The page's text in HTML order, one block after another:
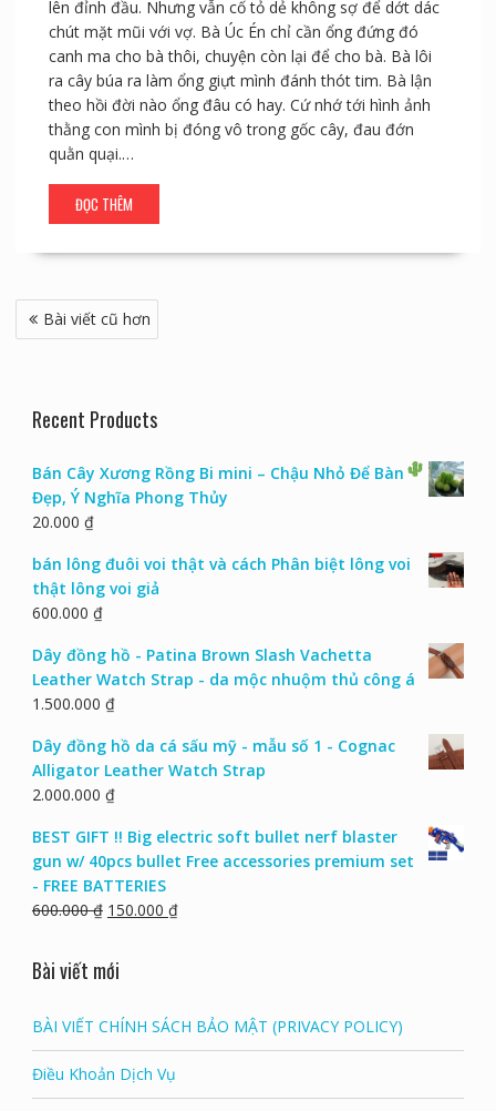
lên đỉnh đầu. Nhưng vẫn cố tỏ dẻ không sợ để dớt dác
chút mặt mũi với vợ. Bà Úc Én chỉ cần ổng đứng đó
canh ma cho bà thôi, chuyện còn lại để cho bà. Bà lôi
ra cây búa ra làm ổng giựt mình đánh thót tim. Bà lận
theo hồi đời nào ổng đâu có hay. Cứ nhớ tới hình ảnh
thằng con mình bị đóng vô trong gốc cây, đau đớn
quằn quại.…
ĐỌC THÊM
Điều
hướng
Bài viết cũ hơn
Recent Products
Bán Cây Xương Rồng Bi mini – Chậu Nhỏ Để Bàn
Đẹp, Ý Nghĩa Phong Thủy
20.000 ₫
bán lông đuôi voi thật và cách Phân biệt lông voi
thật lông voi giả
600.000 ₫
Dây đồng hồ - Patina Brown Slash Vachetta
Leather Watch Strap - da mộc nhuộm thủ công á
1.500.000 ₫
Dây đồng hồ da cá sấu mỹ - mẫu số 1 - Cognac
Alligator Leather Watch Strap
2.000.000 ₫
BEST GIFT !! Big electric soft bullet nerf blaster
gun w/ 40pcs bullet Free accessories premium set
- FREE BATTERIES
600.000₫ 150.000 ₫
Bài viết mới
BÀI VIẾT CHÍNH SÁCH BẢO MẬT (PRIVACY POLICY)
Điều Khoản Dịch Vụ